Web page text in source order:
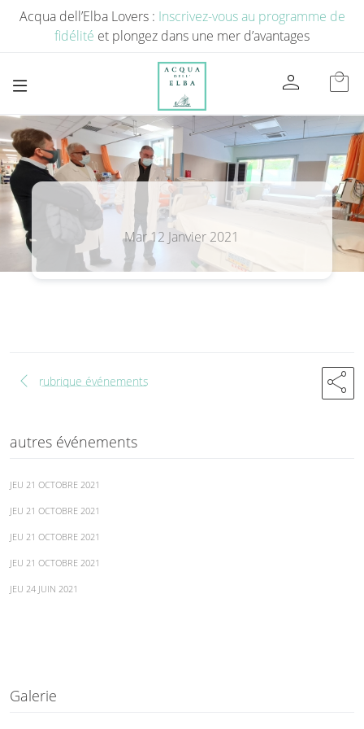
Acqua dell’Elba Lovers : Inscrivez-vous au programme de
fidélité et plongez dans une mer d’avantages
person local_mall
Mar 12 Janvier 2021
chevron_left rubrique événements share
autres événements
JEU 21 OCTOBRE 2021
JEU 21 OCTOBRE 2021
JEU 21 OCTOBRE 2021
JEU 21 OCTOBRE 2021
JEU 24 JUIN 2021
Galerie